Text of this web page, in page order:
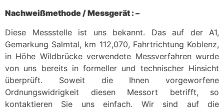
Nachweißmethode / Messgerät : –
Diese Messstelle ist uns bekannt. Das auf der A1,
Gemarkung Salmtal, km 112,070, Fahrtrichtung Koblenz,
in Höhe Wildbrücke verwendete Messverfahren wurde
von uns bereits in formeller und technischer Hinsicht
überprüft. Soweit die Ihnen vorgeworfene
Ordnungswidrigkeit diesen Messort betrifft, so
kontaktieren Sie uns einfach. Wir sind auf die